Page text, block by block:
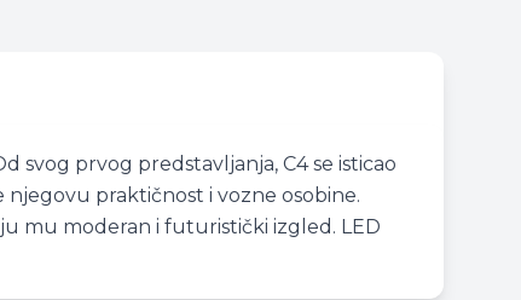
prvog predstavljanja, C4 se isticao
praktičnost i vozne osobine.
mu moderan i futuristički izgled. LED